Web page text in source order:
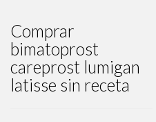
Comprar
bimatoprost
careprost lumigan
latisse sin receta